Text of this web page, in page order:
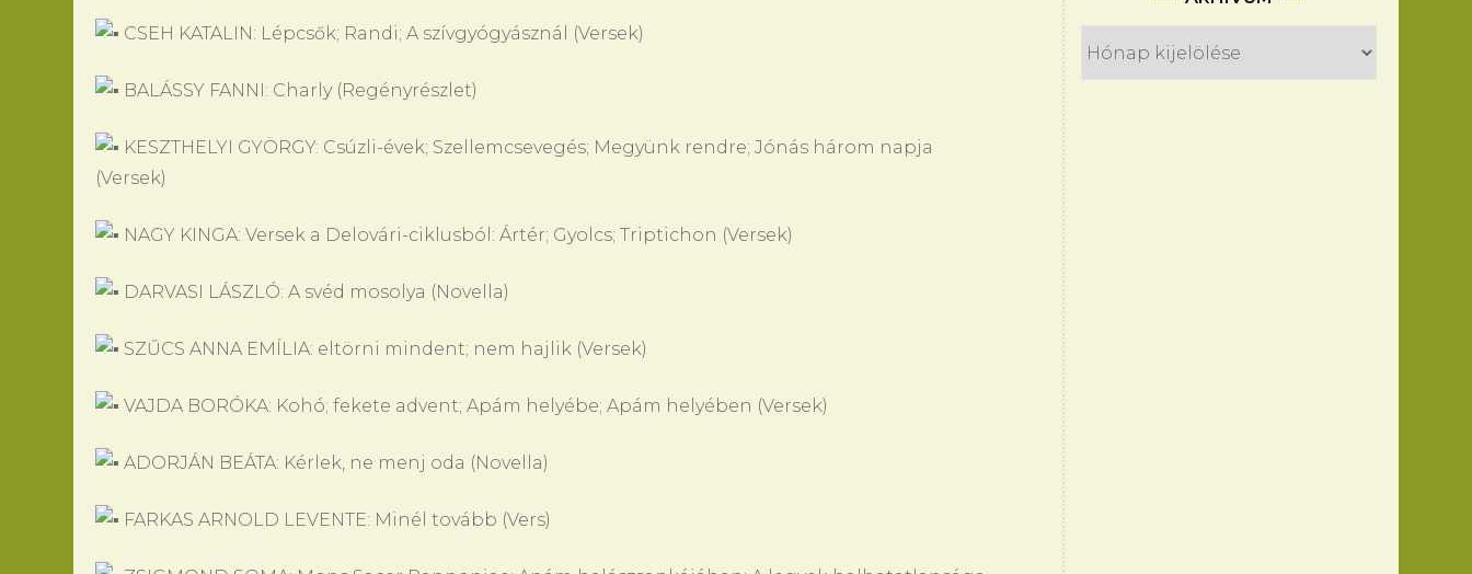
CSEH KATALIN: Lépcsők; Randi; A szívgyógyásznál (Versek)
BALÁSSY FANNI: Charly (Regényrészlet)
KESZTHELYI GYÖRGY: Csúzli-évek; Szellemcsevegés; Megyünk rendre; Jónás három napja
(Versek)
NAGY KINGA: Versek a Delovári-ciklusból: Ártér; Gyolcs; Triptichon (Versek)
DARVASI LÁSZLÓ: A svéd mosolya (Novella)
SZŰCS ANNA EMÍLIA: eltörni mindent; nem hajlik (Versek)
VAJDA BORÓKA: Kohó; fekete advent; Apám helyébe; Apám helyében (Versek)
ADORJÁN BEÁTA: Kérlek, ne menj oda (Novella)
FARKAS ARNOLD LEVENTE: Minél tovább (Vers)